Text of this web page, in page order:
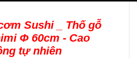
Sushi _ Thố gỗ
Φ 60cm - Cao
tự nhiên